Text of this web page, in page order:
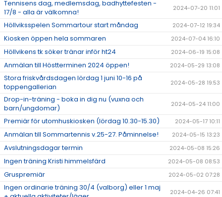
Tennisens dag, medlemsdag, badhyttefesten -
17/8 - alla är välkomna!
2024-07-20 11:01
Höllviksspelen Sommartour start måndag 2024-07-12 19:34
Kiosken öppen hela sommaren 2024-07-04 16:10
Höllvikens tk söker tränar inför ht24 2024-06-19 15:08
Anmälan till Höstterminen 2024 öppen! 2024-05-29 13:08
Stora friskvårdsdagen lördag 1 juni 10-16 på
toppengallerian
2024-05-28 19:53
Drop-in-träning - boka in dig nu (vuxna och
barn/ungdomar)
2024-05-24 11:00
Premiär för utomhuskiosken (lördag 10.30-15.30) 2024-05-17 10:11
Anmälan till Sommartennis v.25-27. Påminnelse! 2024-05-15 13:23
Avslutningsdagar termin 2024-05-08 15:26
Ingen träning Kristi himmelsfärd 2024-05-08 08:53
Gruspremiär 2024-05-02 07:28
Ingen ordinarie träning 30/4 (valborg) eller 1 maj
2024-04-26 07:41